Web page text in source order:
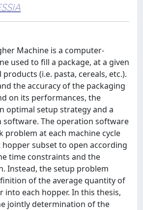
Machine is a computer-
used to fill a package, at a given
(i.e. pasta, cereals, etc.).
the accuracy of the packaging
on its performances, the
optimal setup strategy and a
The operation software
problem at each machine cycle
subset to open according
time constraints and the
Instead, the setup problem
of the average quantity of
into each hopper. In this thesis,
jointly determination of the